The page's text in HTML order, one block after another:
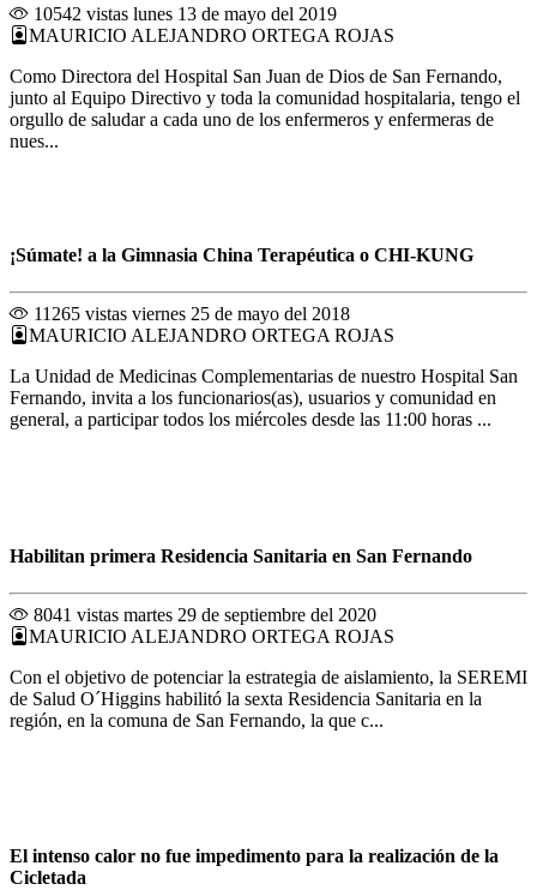
10542 vistas lunes 13 de mayo del 2019
MAURICIO ALEJANDRO ORTEGA ROJAS
Como Directora del Hospital San Juan de Dios de San Fernando,
junto al Equipo Directivo y toda la comunidad hospitalaria, tengo el
orgullo de saludar a cada uno de los enfermeros y enfermeras de
nues...
¡Súmate! a la Gimnasia China Terapéutica o CHI-KUNG
11265 vistas viernes 25 de mayo del 2018
MAURICIO ALEJANDRO ORTEGA ROJAS
La Unidad de Medicinas Complementarias de nuestro Hospital San
Fernando, invita a los funcionarios(as), usuarios y comunidad en
general, a participar todos los miércoles desde las 11:00 horas ...
Habilitan primera Residencia Sanitaria en San Fernando
8041 vistas martes 29 de septiembre del 2020
MAURICIO ALEJANDRO ORTEGA ROJAS
Con el objetivo de potenciar la estrategia de aislamiento, la SEREMI
de Salud O´Higgins habilitó la sexta Residencia Sanitaria en la
región, en la comuna de San Fernando, la que c...
El intenso calor no fue impedimento para la realización de la
Cicletada